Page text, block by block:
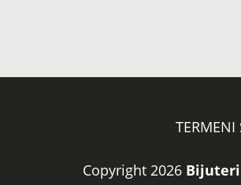
TERMENI
Copyright 2026